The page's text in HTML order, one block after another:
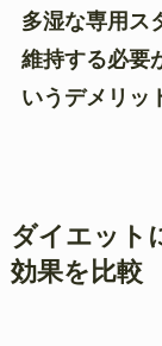
多湿な専用ス
維持する必要
いうデメリッ
ダイエット
効果を比較